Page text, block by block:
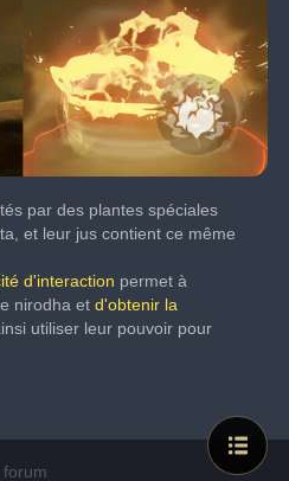
par des plantes spéciales
et leur jus contient ce même
d'interaction permet à
nirodha et d'obtenir la
utiliser leur pouvoir pour